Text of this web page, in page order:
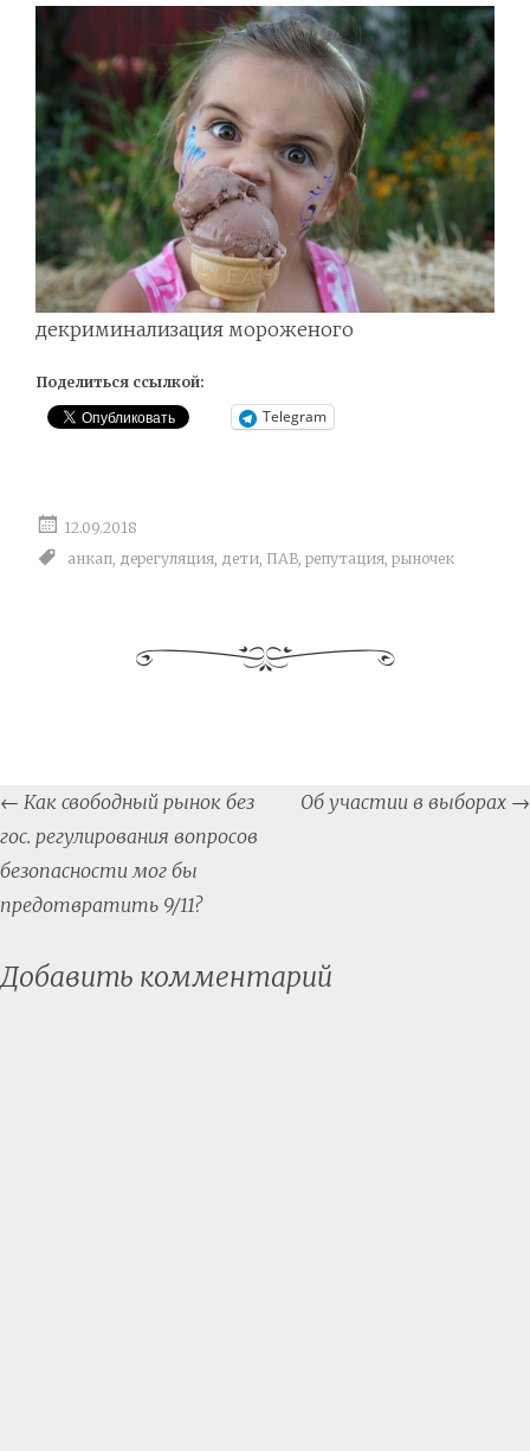
декриминализация мороженого
Поделиться ссылкой:
Telegram
12.09.2018
анкап дерегуляция дети ПАВ репутация рыночек
Post
navigation
← Как свободный рынок без
гос. регулирования вопросов
безопасности мог бы
предотвратить 9/11?
Об участии в выборах →
Добавить комментарий